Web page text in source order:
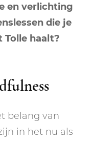
en verlichting
die je
Tolle haalt?
belang van
in het nu als